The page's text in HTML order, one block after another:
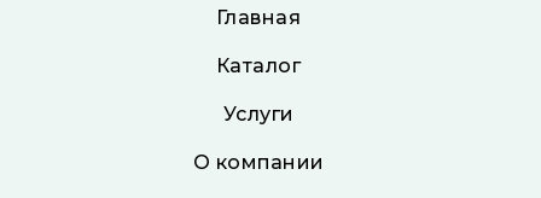
Главная
Каталог
Услуги
О компании